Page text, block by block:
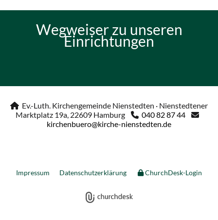
Wegweiser zu unseren
Einrichtungen
 Ev.-Luth. Kirchengemeinde Nienstedten · Nienstedtener
Marktplatz 19a, 22609 Hamburg
 040 82 87 44 
kirchenbuero@kirche-nienstedten.de
Impressum Datenschutzerklärung ChurchDesk-Login